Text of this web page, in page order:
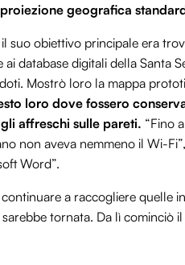
geografica
suo obiettivo principale era
database digitali della Santa
Mostrò loro la mappa
loro dove fossero
affreschi sulle pareti. “Fino
non aveva nemmeno il Wi-
Word”.
a raccogliere quelle
tornata. Da lì cominciò